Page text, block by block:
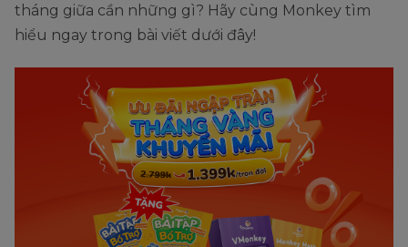
tháng giữa cần những gì? Hãy cùng Monkey tìm
hiểu ngay trong bài viết dưới đây!